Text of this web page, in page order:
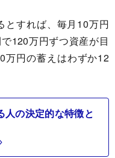
すれば、毎月10万円
120万円ずつ資産が目
万円の蓄えはわずか12
人の決定的な特徴と